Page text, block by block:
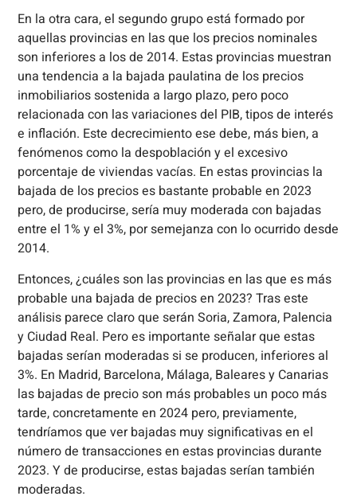
En la otra cara, el segundo grupo está formado por
aquellas provincias en las que los precios nominales
son inferiores a los de 2014. Estas provincias muestran
una tendencia a la bajada paulatina de los precios
inmobiliarios sostenida a largo plazo, pero poco
relacionada con las variaciones del PIB, tipos de interés
e inflación. Este decrecimiento ese debe, más bien, a
fenómenos como la despoblación y el excesivo
porcentaje de viviendas vacías. En estas provincias la
bajada de los precios es bastante probable en 2023
pero, de producirse, sería muy moderada con bajadas
entre el 1% y el 3%, por semejanza con lo ocurrido desde
2014.
Entonces, ¿cuáles son las provincias en las que es más
probable una bajada de precios en 2023? Tras este
análisis parece claro que serán Soria, Zamora, Palencia
y Ciudad Real. Pero es importante señalar que estas
bajadas serían moderadas si se producen, inferiores al
3%. En Madrid, Barcelona, Málaga, Baleares y Canarias
las bajadas de precio son más probables un poco más
tarde, concretamente en 2024 pero, previamente,
tendríamos que ver bajadas muy significativas en el
número de transacciones en estas provincias durante
2023. Y de producirse, estas bajadas serían también
moderadas.